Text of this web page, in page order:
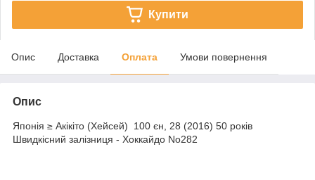
Купити
Опис Доставка Оплата Умови повернення
Опис
Японія ≥ Акікіто (Хейсей) 100 єн, 28 (2016) 50 років
Швидкісний залізниця - Хоккайдо No282